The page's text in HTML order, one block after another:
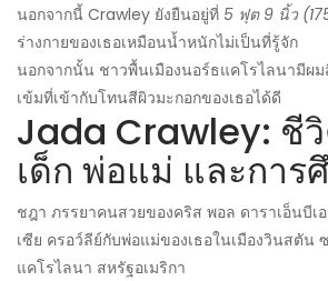
นอกจากนี้ Crawley ยังยืนอยู่ที่ 5 ฟุต 9 นิ้ว
ร่างกายของเธอเหมือนน้ำหนักไม่เป็นที่รู้จัก
นอกจากนั้น ชาวพื้นเมืองนอร์ธแคโรไลนามีผ
เข้มที่เข้ากับโทนสีผิวมะกอกของเธอได้ดี
Jada Crawley: ชี
เด็ก พ่อแม่ และการ
ชฎา ภรรยาคนสวยของคริส พอล ดาราเอ็นบีเ
เซีย ครอว์ลีย์กับพ่อแม่ของเธอในเมืองวินสตัน
แคโรไลนา สหรัฐอเมริกา